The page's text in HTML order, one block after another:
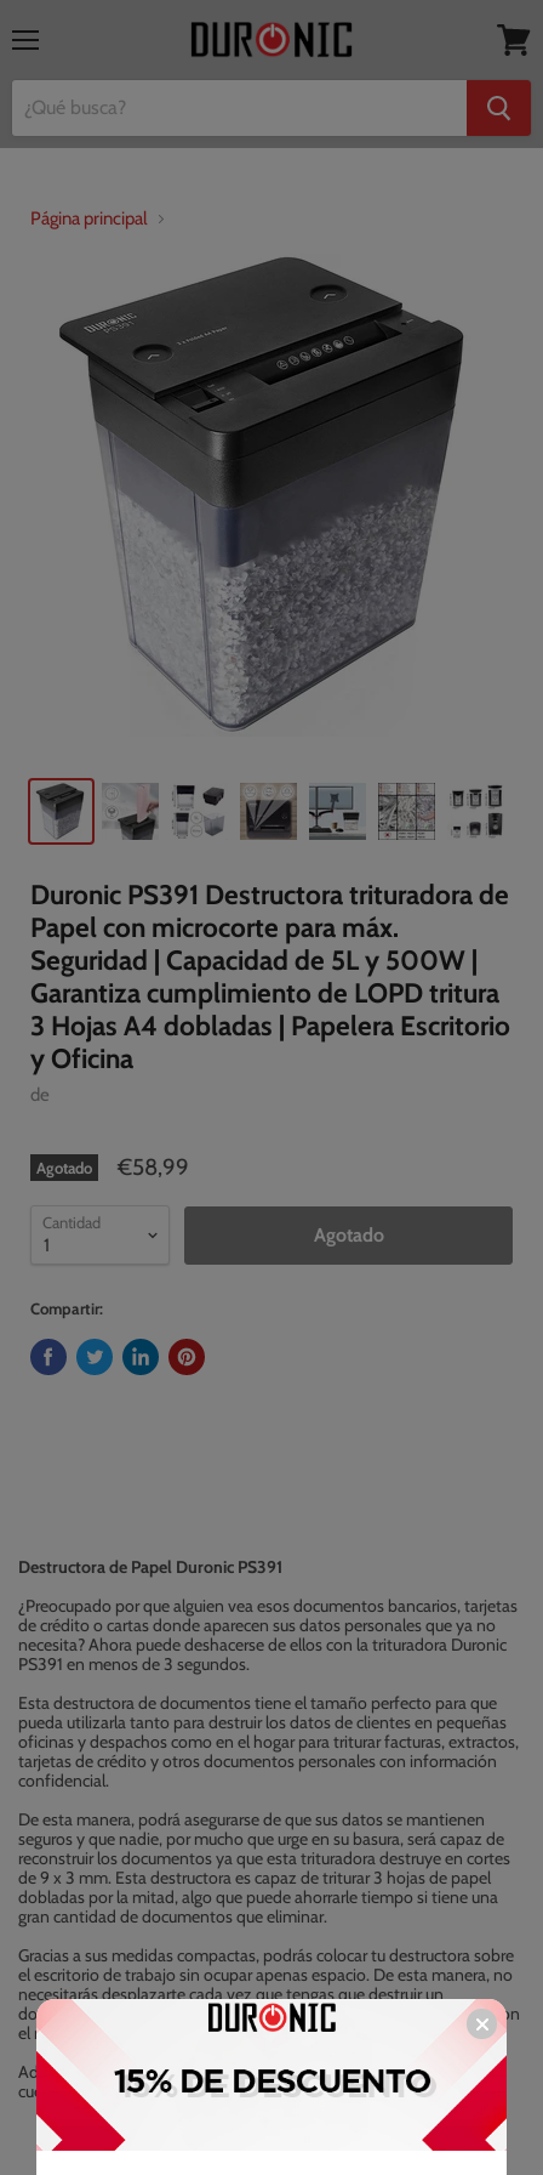
mi
cesta
Página principal
Duronic PS391 Destructora trituradora de
Papel con microcorte para máx.
Seguridad | Capacidad de 5L y 500W |
Garantiza cumplimiento de LOPD tritura
3 Hojas A4 dobladas | Papelera Escritorio
y Oficina
de
Agotado €58,99
Cantidad
Agotado
Compartir:
Destructora de Papel Duronic PS391
¿Preocupado por que alguien vea esos documentos bancarios, tarjetas
de crédito o cartas donde aparecen sus datos personales que ya no
necesita? Ahora puede deshacerse de ellos con la trituradora Duronic
PS391 en menos de 3 segundos.
Esta destructora de documentos tiene el tamaño perfecto para que
pueda utilizarla tanto para destruir los datos de clientes en pequeñas
oficinas y despachos como en el hogar para triturar facturas, extractos,
tarjetas de crédito y otros documentos personales con información
confidencial.
De esta manera, podrá asegurarse de que sus datos se mantienen
seguros y que nadie, por mucho que urge en su basura, será capaz de
reconstruir los documentos ya que esta trituradora destruye en cortes
de 9 x 3 mm. Esta destructora es capaz de triturar 3 hojas de papel
dobladas por la mitad, algo que puede ahorrarle tiempo si tiene una
gran cantidad de documentos que eliminar.
Gracias a sus medidas compactas, podrás colocar tu destructora sobre
el escritorio de trabajo sin ocupar apenas espacio. De esta manera, no
necesitarás desplazarte cada vez que tengas que destruir un
documento. Su base equilibrada evitará que la destructora se caiga con
el movimiento normal de trabajo.
Además, no debe preocuparse por estar vaciandola cada 2x3, ya que
cuenta con una papelera de 5 l de capacidad incorporada.